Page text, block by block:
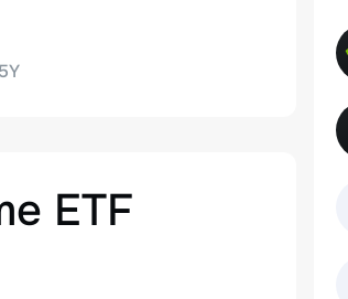
5Y
ETF